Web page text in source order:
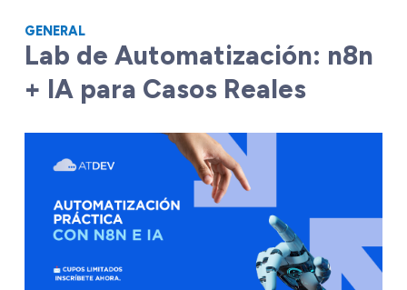
GENERAL
Lab de Automatización: n8n
+ IA para Casos Reales